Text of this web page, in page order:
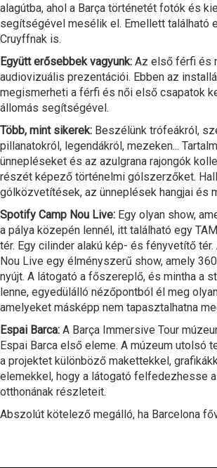
alagútba, ahol a Barça történetét fotók és
segítségével mesélik el. Emellett található
Cruyffnak is.
Együtt erősebbek vagyunk: Az első férfi és
audiovizuális prezentációi. Ebben az
megismerheti a férfi és női első csapatok
állomás segítségével.
Több, mint sikerek: Beszélünk trófeákról,
pillanatokról, legendákról, mezeken...
ünnepléseket és az azulgrana rajongók
részét képező történelmi gólszerzőket.
gólközvetítések, az ünneplések hangjai és
Spotify Camp Nou Live: Egy olyan show,
a pálya közepén lennél, itt található egy
tér. Egy cilinder alakú kép- és fényvetítő tér.
Nou Live egy élményszerű show, amely
nyújt. A látogató a főszereplő, és mintha a
lenne, egyedülálló nézőpontból él meg
amelyeket másképp nem tapasztalhatna
Espai Barca: A Barça Immersive Tour
Espai Barca első eleme. A múzeum utolsó
a projektet különböző makettekkel,
elemekkel, hogy a látogató felfedezhesse a
otthonának részleteit.
Abszolút kötelező megálló, ha Barcelona